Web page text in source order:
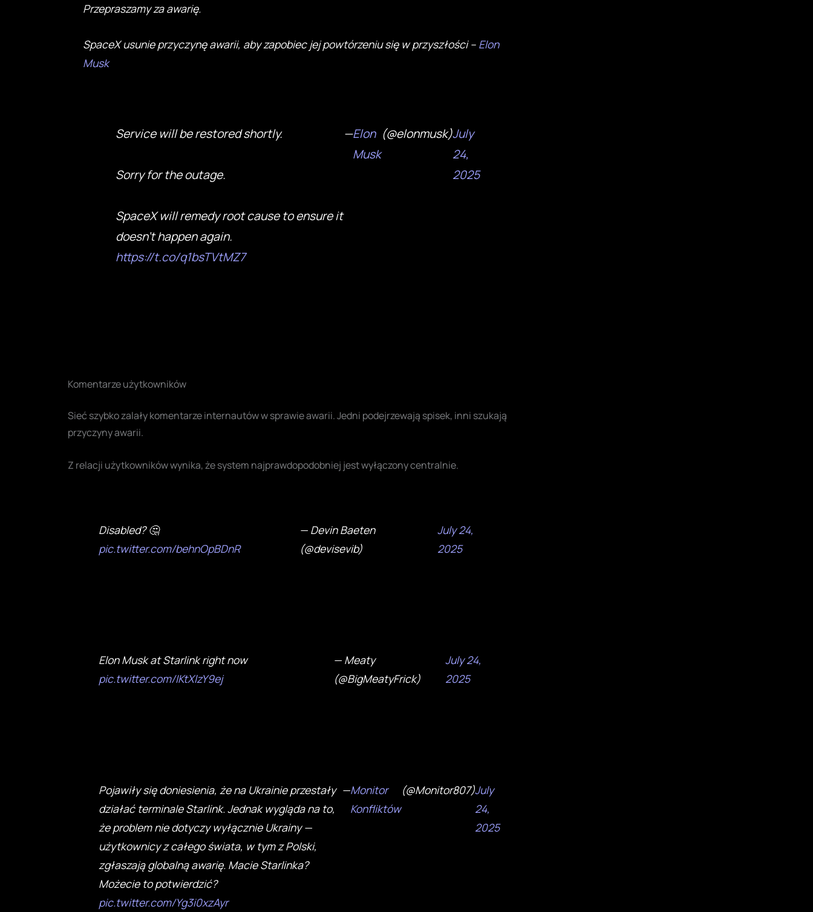
Przepraszamy za awarię.
SpaceX usunie przyczynę awarii, aby zapobiec jej powtórzeniu się w przyszłości – Elon
Musk
Service will be restored shortly.
Sorry for the outage.
SpaceX will remedy root cause to ensure it
doesn’t happen again.
https://t.co/q1bsTVtMZ7
—Elon
Musk
(@elonmusk)July
24,
2025
Komentarze użytkowników
Sieć szybko zalały komentarze internautów w sprawie awarii. Jedni podejrzewają spisek, inni szukają
przyczyny awarii.
Z relacji użytkowników wynika, że system najprawdopodobniej jest wyłączony centralnie.
Disabled? 🤔
pic.twitter.com/behnOpBDnR
— Devin Baeten
(@devisevib)
July 24,
2025
Elon Musk at Starlink right now
pic.twitter.com/IKtXlzY9ej
— Meaty
(@BigMeatyFrick)
July 24,
2025
Pojawiły się doniesienia, że na Ukrainie przestały
działać terminale Starlink. Jednak wygląda na to,
że problem nie dotyczy wyłącznie Ukrainy —
użytkownicy z całego świata, w tym z Polski,
zgłaszają globalną awarię. Macie Starlinka?
Możecie to potwierdzić?
pic.twitter.com/Yg3i0xzAyr
—Monitor
Konfliktów
(@Monitor807)July
24,
2025